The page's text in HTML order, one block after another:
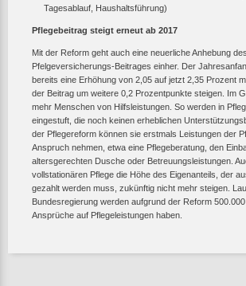
Tagesablauf, Haushaltsführung)
Pflegebeitrag steigt erneut ab 2017
Mit der Reform geht auch eine neuerliche Anhebung des
Pfelgeversicherungs-Beitrages einher. Der
bereits eine Erhöhung von 2,05 auf jetzt 2,35 Prozent
der Beitrag um weitere 0,2 Prozentpunkte steigen. Im
mehr Menschen von Hilfsleistungen. So werden in
eingestuft, die noch keinen erheblichen
der Pflegereform können sie erstmals Leistungen der
Anspruch nehmen, etwa eine Pflegeberatung, den
altersgerechten Dusche oder Betreuungsleistungen.
vollstationären Pflege die Höhe des Eigenanteils, der
gezahlt werden muss, zukünftig nicht mehr steigen.
Bundesregierung werden aufgrund der Reform
Ansprüche auf Pflegeleistungen haben.